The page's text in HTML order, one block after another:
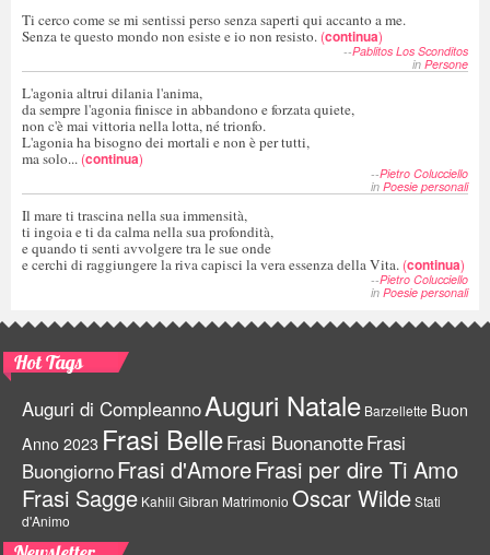
Ti cerco come se mi sentissi perso senza saperti qui accanto a me.
Senza te questo mondo non esiste e io non resisto. (continua)
--Pablitos Los Sconditos
in Persone
L'agonia altrui dilania l'anima,
da sempre l'agonia finisce in abbandono e forzata quiete,
non c'è mai vittoria nella lotta, né trionfo.
L'agonia ha bisogno dei mortali e non è per tutti,
ma solo... (continua)
--Pietro Colucciello
in Poesie personali
Il mare ti trascina nella sua immensità,
ti ingoia e ti da calma nella sua profondità,
e quando ti senti avvolgere tra le sue onde
e cerchi di raggiungere la riva capisci la vera essenza della Vita. (continua)
--Pietro Colucciello
in Poesie personali
Hot Tags
Auguri di CompleannoAuguri Natale Barzellette Buon
Anno 2023 Frasi BelleFrasi BuonanotteFrasi
BuongiornoFrasi d'AmoreFrasi per dire Ti Amo
Frasi Sagge Kahlil Gibran Matrimonio Oscar WildeStati
d'Animo